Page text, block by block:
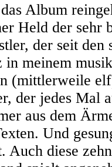
Album
Held der sehr
der seit
in meinem
(mittlerweile
der jedes Mal
aus dem
Und
Auch diese